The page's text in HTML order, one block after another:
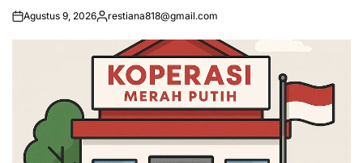
Agustus 9, 2026Posted
restiana818@gmail.com